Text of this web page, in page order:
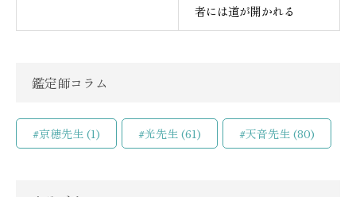
者には道が開かれる
鑑定師コラム
#京穂先生 (1) #光先生 (61) #天音先生 (80)